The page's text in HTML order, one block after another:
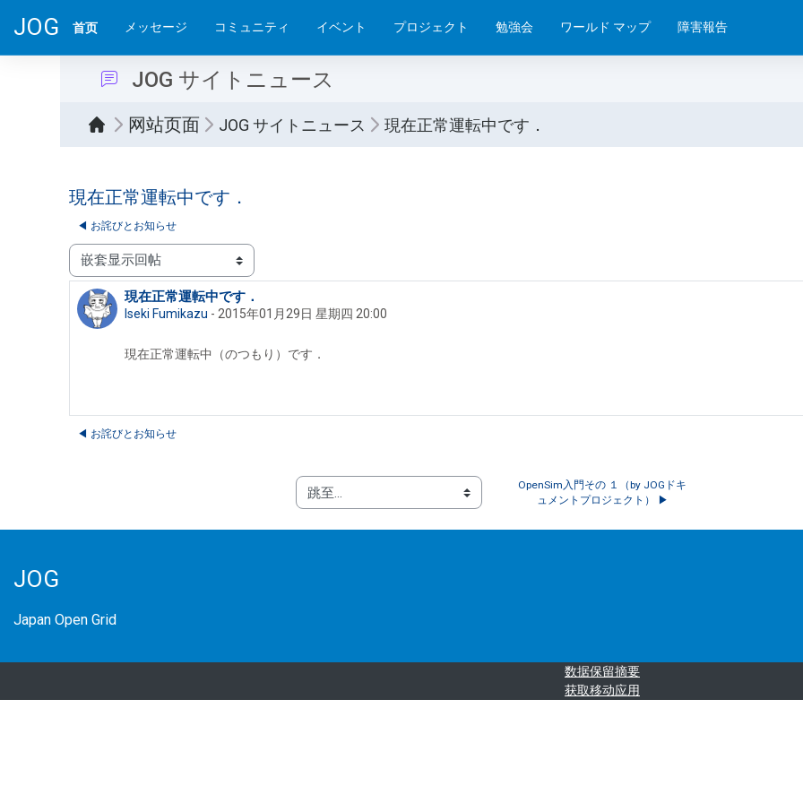
JOG 首页 メッセージ コミュニティ イベント プロジェクト 勉強会 ワールド マップ 障害報告
JOG サイトニュース
网站页面 JOG サイトニュース 現在正常運転中です．
現在正常運転中です．
◀︎ お詫びとお知らせ
显示模式
現在正常運転中です．
Iseki Fumikazu - 2015年01月29日 星期四 20:00
回帖数：0
現在正常運転中（のつもり）です．
◀︎ お詫びとお知らせ
跳至...
OpenSim入門その １（by JOGドキ
ュメントプロジェクト） ▶︎
JOG
Japan Open Grid
‎数据保留摘要‎
获取移动应用